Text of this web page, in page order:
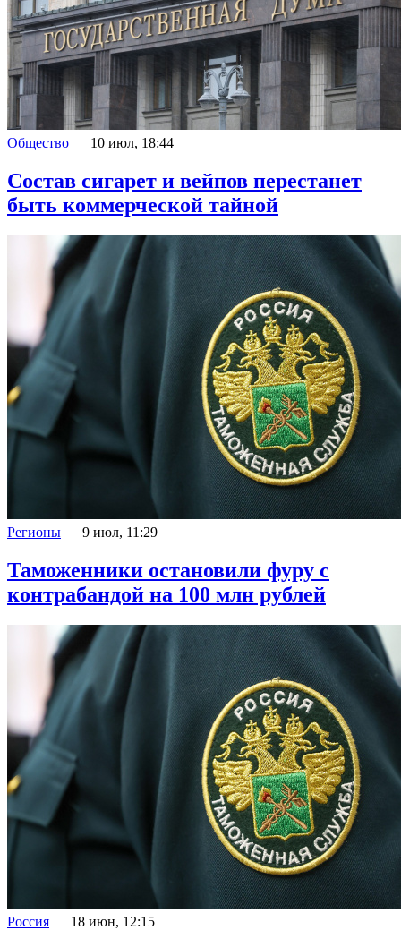
Общество 10 июл, 18:44
Состав сигарет и вейпов перестанет
быть коммерческой тайной
Регионы 9 июл, 11:29
Таможенники остановили фуру с
контрабандой на 100 млн рублей
Россия 18 июн, 12:15